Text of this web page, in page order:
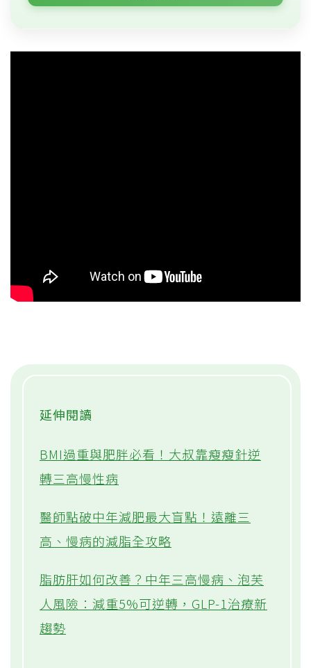
性別 理想腰圍範圍
成人男性
延伸閱讀
BMI過重與肥胖必看！大叔靠瘦瘦針逆
轉三高慢性病
醫師點破中年減肥最大盲點！遠離三
高、慢病的減脂全攻略
脂肪肝如何改善？中年三高慢病、泡芙
人風險：減重5%可逆轉，GLP-1治療新
趨勢